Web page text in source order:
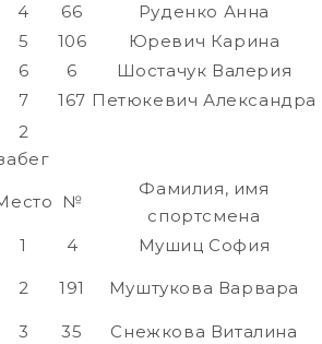
4
66 Руденко Анна
5
106 Юревич Карина
6
6 Шостачук Валерия
7
167 Петюкевич Александра
2
№
Фамилия, имя
спортсмена
1 4 Мушиц София
2 191 Муштукова Варвара
3 35 Снежкова Виталина